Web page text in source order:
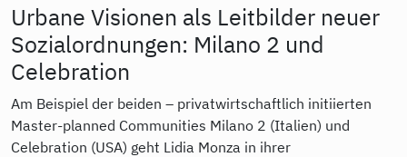
Urbane Visionen als Leitbilder neuer
Sozialordnungen: Milano 2 und
Celebration
Am Beispiel der beiden – privatwirtschaftlich initiierten
Master-planned Communities Milano 2 (Italien) und
Celebration (USA) geht Lidia Monza in ihrer